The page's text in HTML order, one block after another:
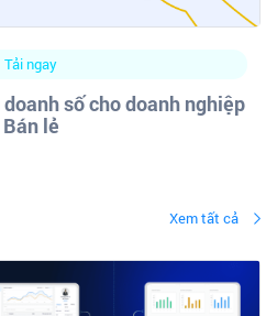
Tải ngay
số cho doanh nghiệp
Bán lẻ
Xem tất cả